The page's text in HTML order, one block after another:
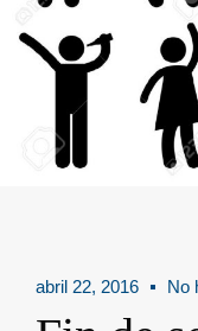
abril 22, 2016 No